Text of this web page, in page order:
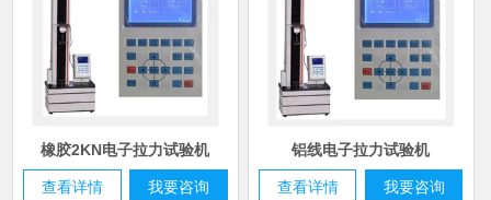
橡胶2KN电子拉力试验机
查看详情 我要咨询
铝线电子拉力试验机
查看详情 我要咨询